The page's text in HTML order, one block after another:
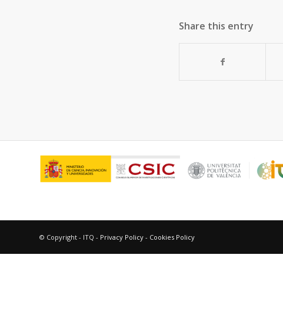
Share this entry
© Copyright - ITQ - Privacy Policy - Cookies Policy